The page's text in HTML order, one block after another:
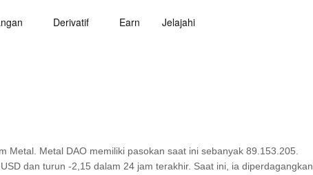
Derivatif Earn Jelajahi
Metal DAO memiliki pasokan saat ini sebanyak 89.153.205.
dan turun -2,15 dalam 24 jam terakhir. Saat ini, ia diperdagangkan